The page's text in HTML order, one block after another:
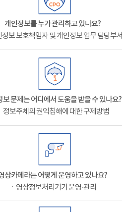
개인정보를 누가 관리하고 있나요?
정보 보호책임자 및 개인정보 업무 담당부서
보 문제는 어디에서 도움을 받을 수 있나요?
정보주체의 권익침해에 대한 구제방법
상카메라는 어떻게 운영하고 있나요?
ㆍ영상정보처리기기 운영·관리